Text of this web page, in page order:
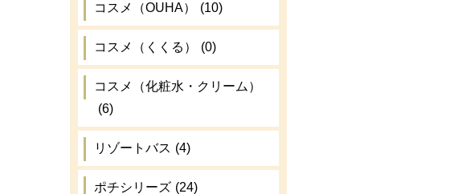
コスメ（OUHA） (10)
コスメ（くくる） (0)
コスメ（化粧水・クリーム）
(6)
リゾートバス (4)
ポチシリーズ (24)